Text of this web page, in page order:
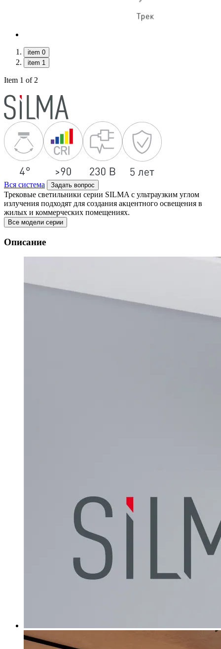
item 0
item 1
Item 1 of 2
Вся система Задать вопрос
Трековые светильники серии SILMA с ультраузким углом
излучения подходят для создания акцентного освещения в
жилых и коммерческих помещениях.
Все модели серии
Описание